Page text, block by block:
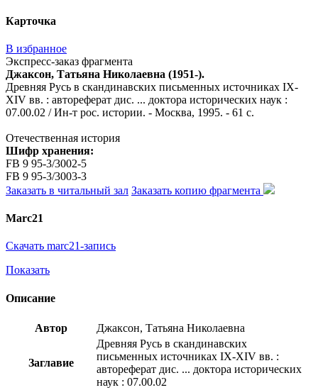
Карточка
В избранное
Экспресс-заказ фрагмента
Джаксон, Татьяна Николаевна (1951-).
Древняя Русь в скандинавских письменных источниках IX-
XIV вв. : автореферат дис. ... доктора исторических наук :
07.00.02 / Ин-т рос. истории. - Москва, 1995. - 61 с.
Отечественная история
Шифр хранения:
FB 9 95-3/3002-5
FB 9 95-3/3003-3
Заказать в читальный зал Заказать копию фрагмента
Marc21
Скачать marc21-запись
Показать
Описание
Автор Джаксон, Татьяна Николаевна
Заглавие
Древняя Русь в скандинавских
письменных источниках IX-XIV вв. :
автореферат дис. ... доктора исторических
наук : 07.00.02